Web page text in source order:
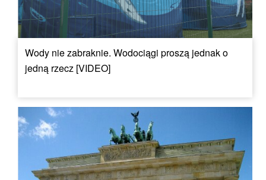
Wody nie zabraknie. Wodociągi proszą jednak o
jedną rzecz [VIDEO]